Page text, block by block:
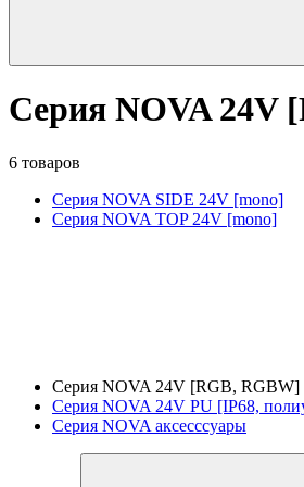
Серия NOVA 24V
6 товаров
Серия NOVA SIDE 24V [mono]
Серия NOVA TOP 24V [mono]
Серия NOVA 24V [RGB, RGBW]
Серия NOVA 24V PU [IP68,
Серия NOVA аксесссуары